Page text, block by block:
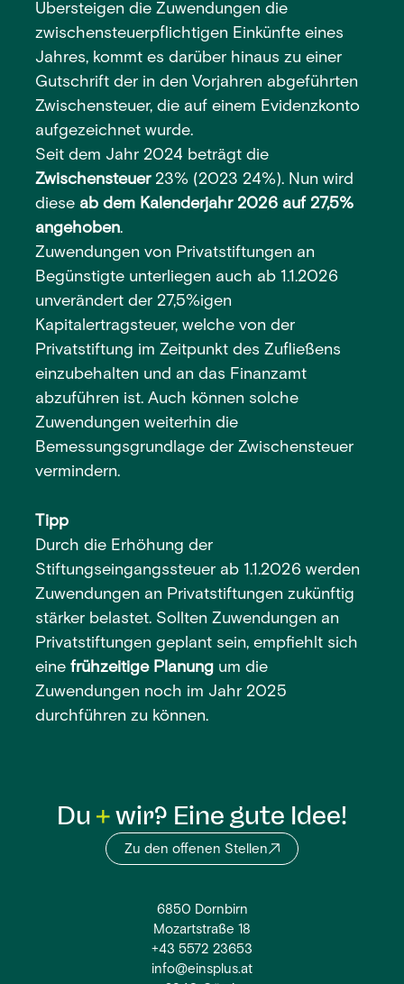
Übersteigen die Zuwendungen die
zwischensteuerpflichtigen Einkünfte eines
Jahres, kommt es darüber hinaus zu einer
Gutschrift der in den Vorjahren abgeführten
Zwischensteuer, die auf einem Evidenzkonto
aufgezeichnet wurde.
Seit dem Jahr 2024 beträgt die
Zwischensteuer23% (2023 24%). Nun wird
diese ab dem Kalenderjahr 2026 auf 27,5%
angehoben.
Zuwendungen von Privatstiftungen an
Begünstigte unterliegen auch ab 1.1.2026
unverändert der 27,5%igen
Kapitalertragsteuer, welche von der
Privatstiftung im Zeitpunkt des Zufließens
einzubehalten und an das Finanzamt
abzuführen ist. Auch können solche
Zuwendungen weiterhin die
Bemessungsgrundlage der Zwischensteuer
vermindern.
Tipp
Durch die Erhöhung der
Stiftungseingangssteuer ab 1.1.2026 werden
Zuwendungen an Privatstiftungen zukünftig
stärker belastet. Sollten Zuwendungen an
Privatstiftungen geplant sein, empfiehlt sich
einefrühzeitige Planung um die
Zuwendungen noch im Jahr 2025
durchführen zu können.
Du wir? Eine gute Idee!
Zu den offenen Stellen
6850 Dornbirn
Mozartstraße 18
+43 5572 23653
info@einsplus.at